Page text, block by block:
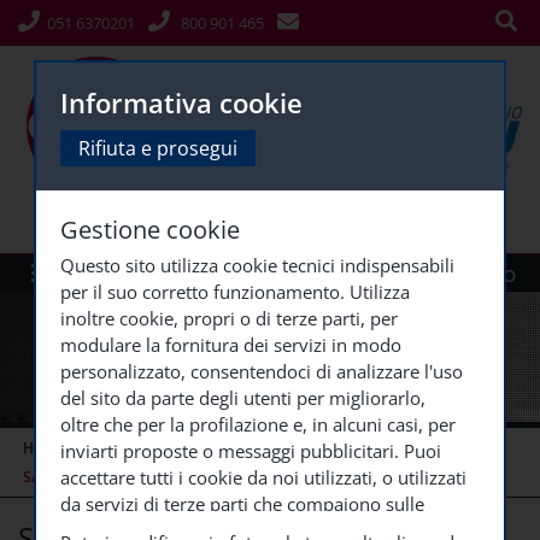
Menù Siti Gruppo
051 6370201 800 901 465
HOME CORSI ECM (COPY)
CORSI ECM CONCLUSI
SAPER STARE CON...
Informativa cookie
Rifiuta e prosegui
Gestione cookie
Questo sito utilizza cookie tecnici indispensabili
per il suo corretto funzionamento. Utilizza
inoltre cookie, propri o di terze parti, per
modulare la fornitura dei servizi in modo
personalizzato, consentendoci di analizzare l'uso
del sito da parte degli utenti per migliorarlo,
oltre che per la profilazione e, in alcuni casi, per
inviarti proposte o messaggi pubblicitari. Puoi
accettare tutti i cookie da noi utilizzati, o utilizzati
da servizi di terze parti che compaiono sulle
pagine di questo sito, premendo il pulsante